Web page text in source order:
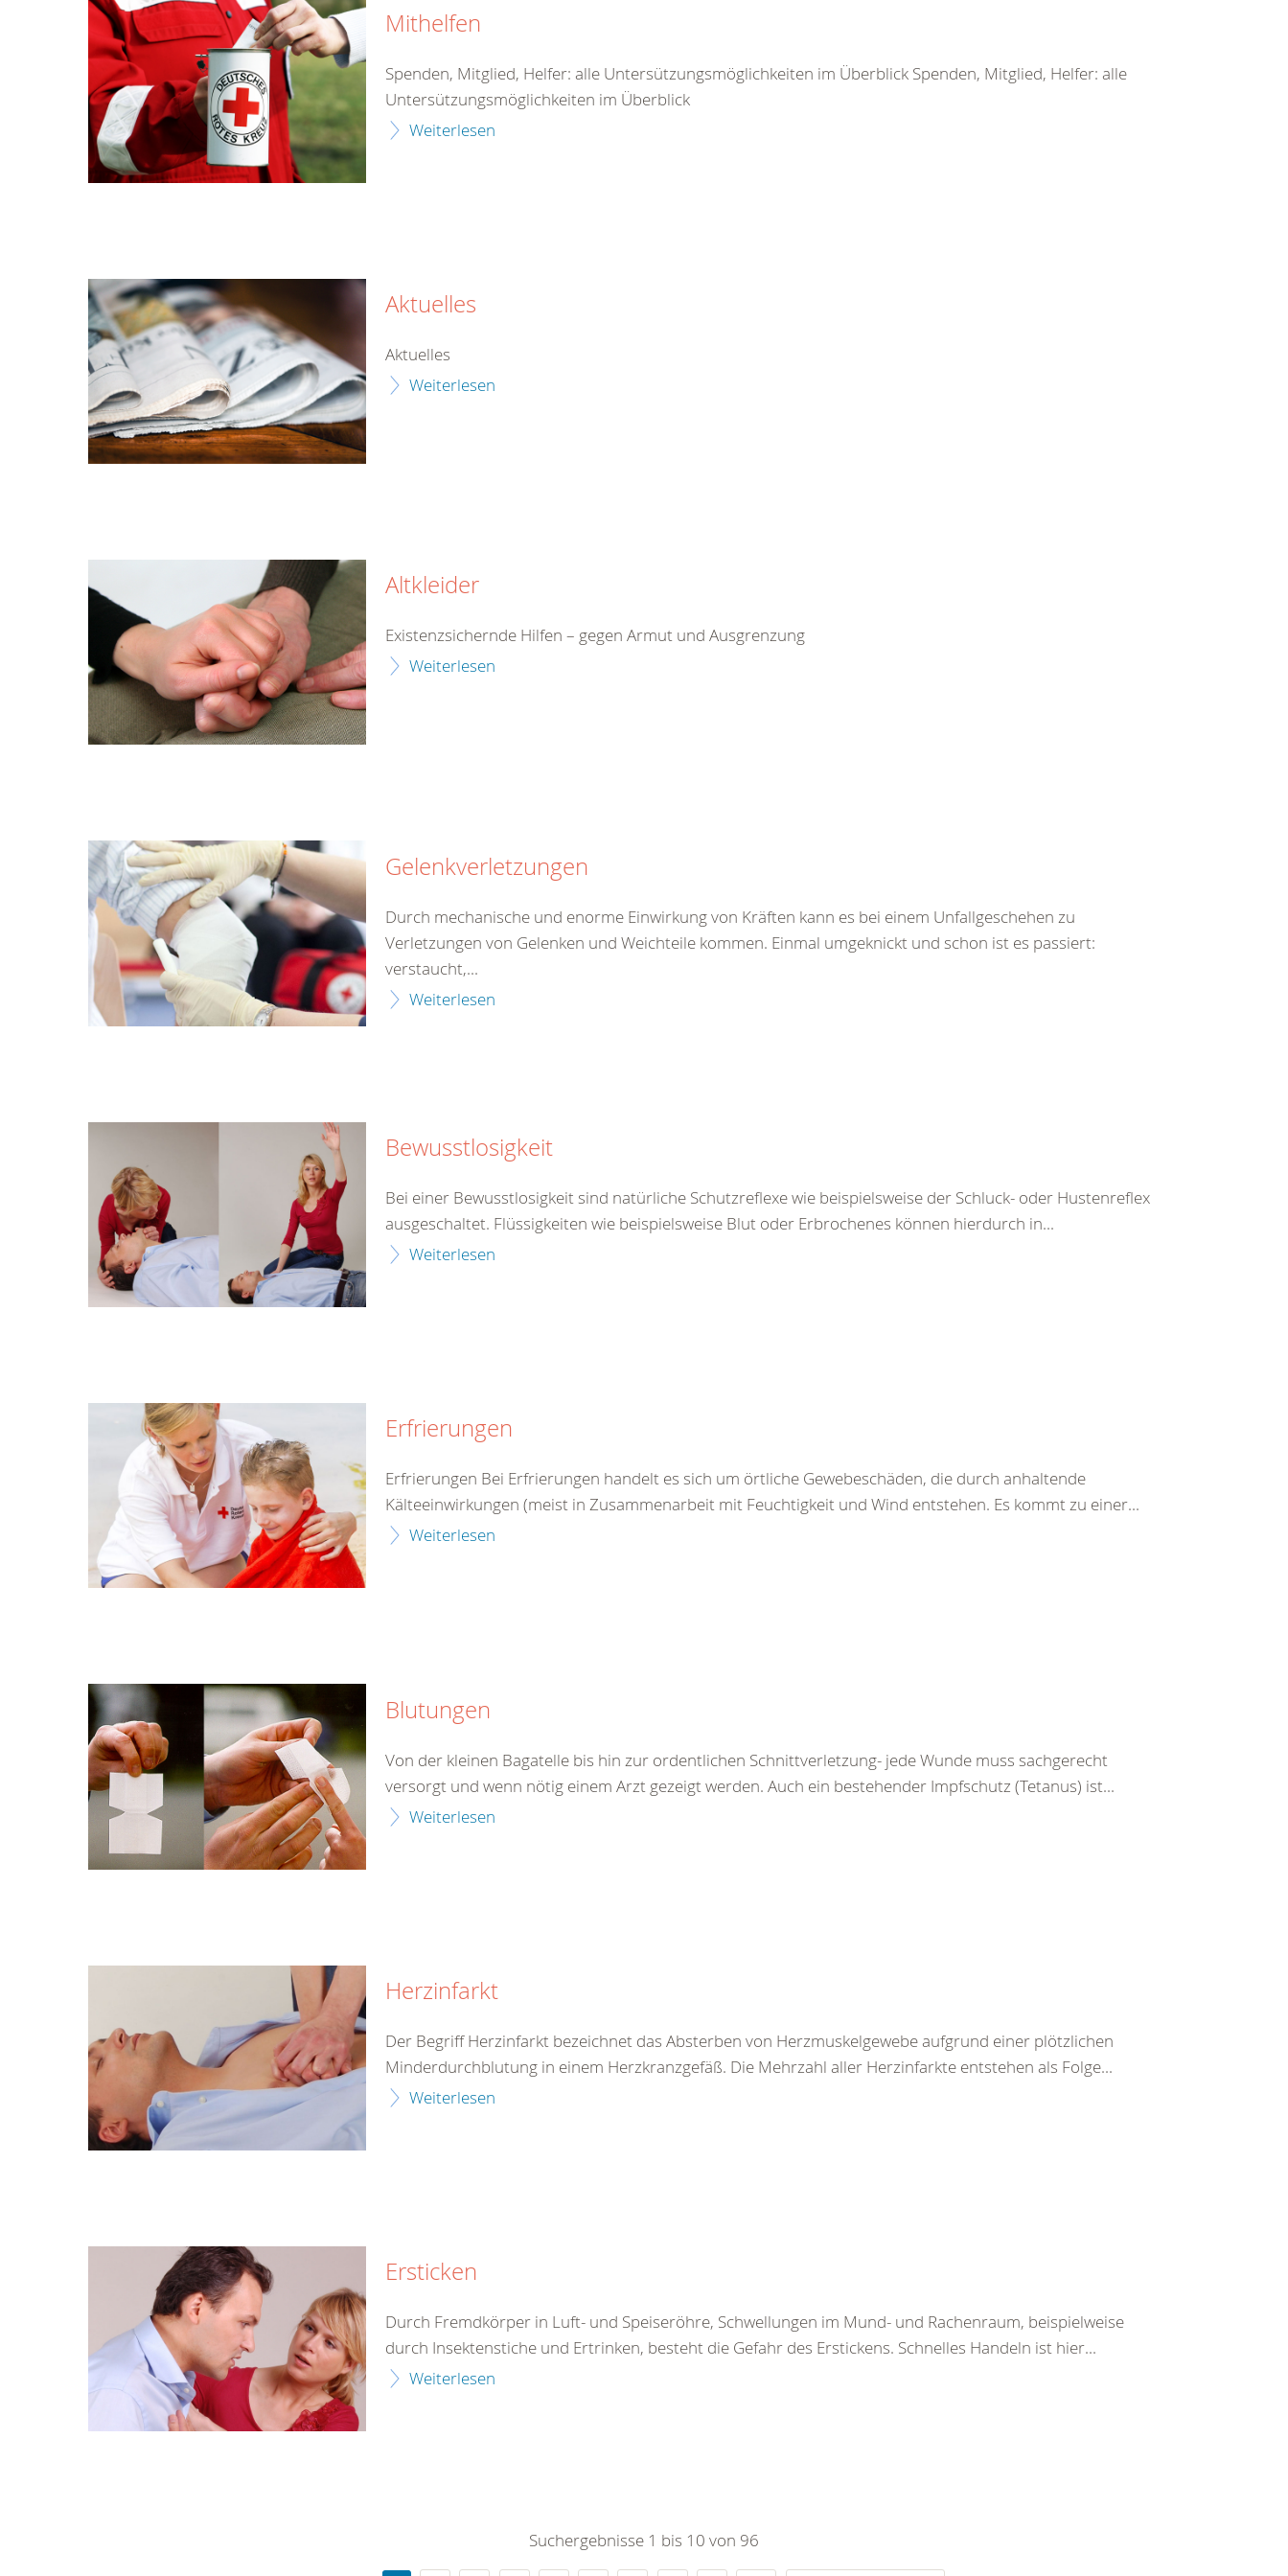
Mithelfen
Spenden, Mitglied, Helfer: alle Untersützungsmöglichkeiten im Überblick Spenden, Mitglied, Helfer: alle
Untersützungsmöglichkeiten im Überblick
Weiterlesen
Aktuelles
Aktuelles
Weiterlesen
Altkleider
Existenzsichernde Hilfen – gegen Armut und Ausgrenzung
Weiterlesen
Gelenkverletzungen
Durch mechanische und enorme Einwirkung von Kräften kann es bei einem Unfallgeschehen zu
Verletzungen von Gelenken und Weichteile kommen. Einmal umgeknickt und schon ist es passiert:
verstaucht,...
Weiterlesen
Bewusstlosigkeit
Bei einer Bewusstlosigkeit sind natürliche Schutzreflexe wie beispielsweise der Schluck- oder Hustenreflex
ausgeschaltet. Flüssigkeiten wie beispielsweise Blut oder Erbrochenes können hierdurch in...
Weiterlesen
Erfrierungen
Erfrierungen Bei Erfrierungen handelt es sich um örtliche Gewebeschäden, die durch anhaltende
Kälteeinwirkungen (meist in Zusammenarbeit mit Feuchtigkeit und Wind entstehen. Es kommt zu einer...
Weiterlesen
Blutungen
Von der kleinen Bagatelle bis hin zur ordentlichen Schnittverletzung- jede Wunde muss sachgerecht
versorgt und wenn nötig einem Arzt gezeigt werden. Auch ein bestehender Impfschutz (Tetanus) ist...
Weiterlesen
Herzinfarkt
Der Begriff Herzinfarkt bezeichnet das Absterben von Herzmuskelgewebe aufgrund einer plötzlichen
Minderdurchblutung in einem Herzkranzgefäß. Die Mehrzahl aller Herzinfarkte entstehen als Folge...
Weiterlesen
Ersticken
Durch Fremdkörper in Luft- und Speiseröhre, Schwellungen im Mund- und Rachenraum, beispielweise
durch Insektenstiche und Ertrinken, besteht die Gefahr des Erstickens. Schnelles Handeln ist hier...
Weiterlesen
Suchergebnisse 1 bis 10 von 96